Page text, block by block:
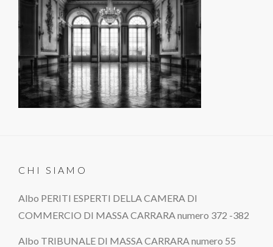
CHI SIAMO
Albo PERITI ESPERTI DELLA CAMERA DI
COMMERCIO DI MASSA CARRARA numero 372 -382
Albo TRIBUNALE DI MASSA CARRARA numero 55